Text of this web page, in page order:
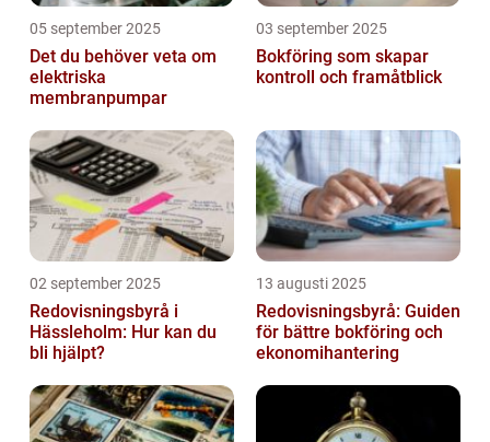
05 september 2025
Det du behöver veta om
elektriska
membranpumpar
03 september 2025
Bokföring som skapar
kontroll och framåtblick
02 september 2025
Redovisningsbyrå i
Hässleholm: Hur kan du
bli hjälpt?
13 augusti 2025
Redovisningsbyrå: Guiden
för bättre bokföring och
ekonomihantering